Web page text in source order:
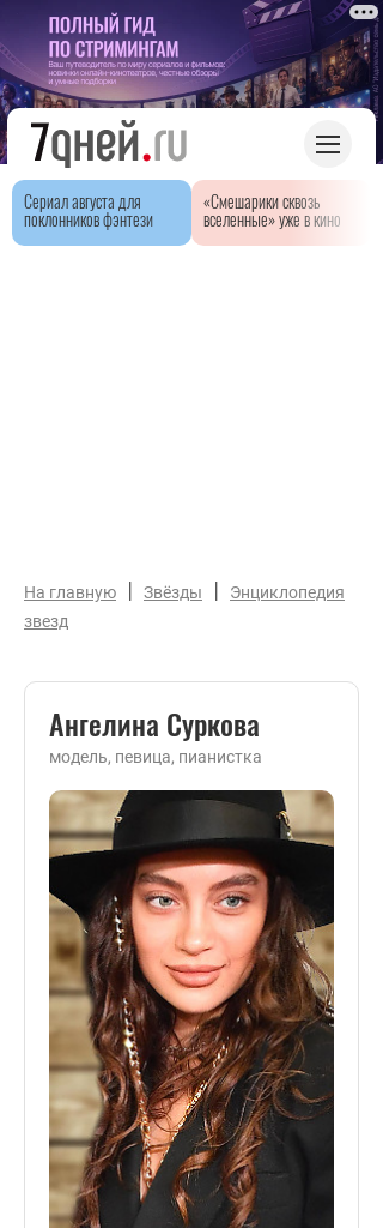
Сериал августа для
поклонников фэнтези
«Смешарики сквозь
вселенные» уже в кино
На главную | Звёзды |
Энциклопедия
звезд
Ангелина Суркова
модель, певица, пианистка